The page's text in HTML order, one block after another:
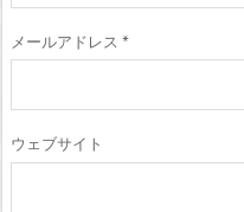
メールアドレス *
ウェブサイト